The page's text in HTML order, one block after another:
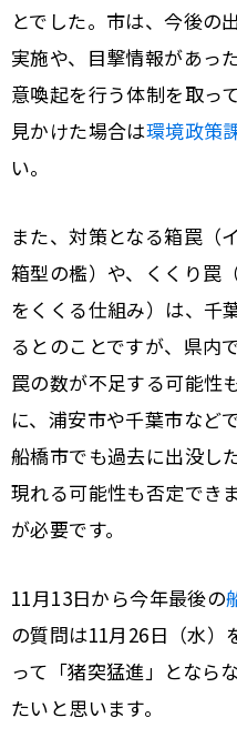
とでした。市は、今後の
実施や、目撃情報があっ
意喚起を行う体制を取っ
見かけた場合は環境政策
い。
また、対策となる箱罠（
箱型の檻）や、くくり罠
をくくる仕組み）は、千
るとのことですが、県内
罠の数が不足する可能性
に、浦安市や千葉市など
船橋市でも過去に出没し
現れる可能性も否定でき
が必要です。
11月13日から今年最後の
の質問は11月26日（水）
って「猪突猛進」となら
たいと思います。